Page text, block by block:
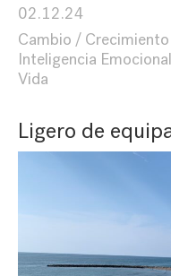
02.12.24
Cambio
Crecimiento
Inteligencia Emocional
Vida
Ligero de